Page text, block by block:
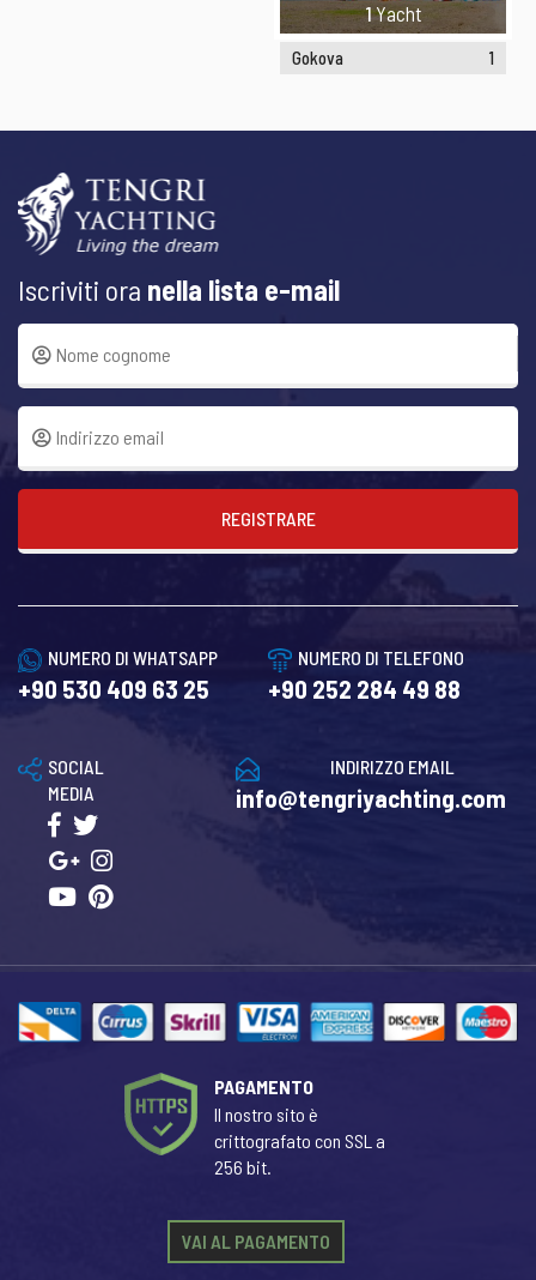
1Yacht
Gokova 1
Iscriviti ora nella lista e-mail
REGISTRARE
NUMERO DI WHATSAPP
+90 530 409 63 25
NUMERO DI TELEFONO
+90 252 284 49 88
INDIRIZZO EMAIL
info@tengriyachting.com
SOCIAL
MEDIA
PAGAMENTO
Il nostro sito è
crittografato con SSL a
256 bit.
VAI AL PAGAMENTO